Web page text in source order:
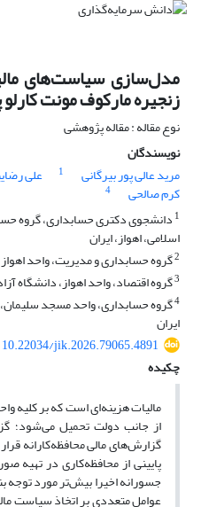
مدل‌سازی سیاست‌های
زنجیره مارکوف مونت کارلو
نوع مقاله : مقاله پژوهشی
نویسندگان
مرید عالی پور بیرگانی
1 علی
کرم صالحی
4
1 دانشجوی دکتری حسابداری، گروه
اسلامی، اهواز، ایران
2گروه حسابداری و مدیریت، واحد
3گروه اقتصاد، واحد اهواز، دانشگاه
4گروه حسابداری، واحد مسجد
ایران
10.22034/jik.2026.79065.4891
چکیده
مالیات هزینه‌ای است که بر کلیه
از جانب دولت تحمیل می‌شود؛
گزارش‌های مالی محافظه‌کارانه
پایینی از محافظه‌کاری در تهیه
جسورانه اخیرا بیش‌تر مورد توجه
عوامل متعددی بر اتخاذ سیاست